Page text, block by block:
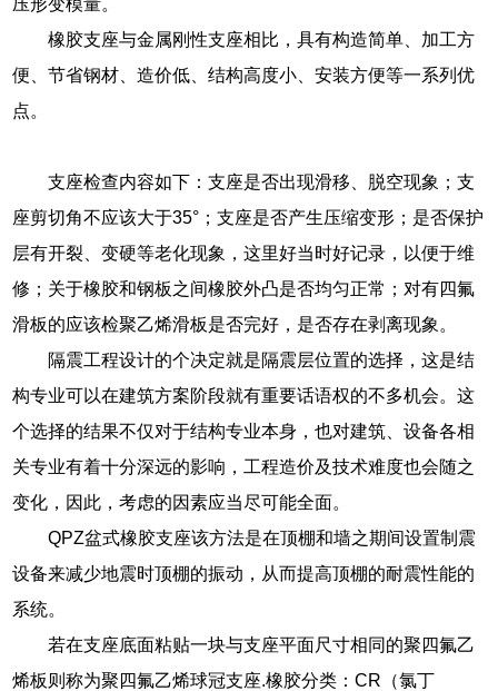
橡胶支座与金属刚性支座相比，具有构造简单、加工方
便、节省钢材、造价低、结构高度小、安装方便等一系列优
点。
支座检查内容如下：支座是否出现滑移、脱空现象；支
座剪切角不应该大于35°；支座是否产生压缩变形；是否保护
层有开裂、变硬等老化现象，这里好当时好记录，以便于维
修；关于橡胶和钢板之间橡胶外凸是否均匀正常；对有四氟
滑板的应该检聚乙烯滑板是否完好，是否存在剥离现象。
隔震工程设计的个决定就是隔震层位置的选择，这是结
构专业可以在建筑方案阶段就有重要话语权的不多机会。这
个选择的结果不仅对于结构专业本身，也对建筑、设备各相
关专业有着十分深远的影响，工程造价及技术难度也会随之
变化，因此，考虑的因素应当尽可能全面。
QPZ盆式橡胶支座该方法是在顶棚和墙之期间设置制震
设备来减少地震时顶棚的振动，从而提高顶棚的耐震性能的
系统。
若在支座底面粘贴一块与支座平面尺寸相同的聚四氟乙
烯板则称为聚四氟乙烯球冠支座.橡胶分类：CR（氯丁